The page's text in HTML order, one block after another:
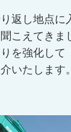
返し地点に
こえてきま
を強化して
いたします。